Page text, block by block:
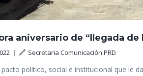
aniversario de “llegada
| Secretaria Comunicación PRD
pacto político, social e institucional que le